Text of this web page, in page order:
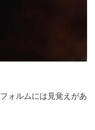
ォルムには見覚えがあ